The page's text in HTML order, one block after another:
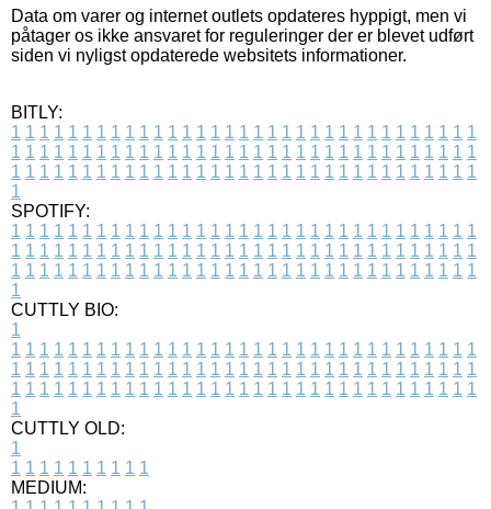
Data om varer og internet outlets opdateres hyppigt, men vi
påtager os ikke ansvaret for reguleringer der er blevet udført
siden vi nyligst opdaterede websitets informationer.
BITLY:
1 1 1 1 1 1 1 1 1 1 1 1 1 1 1 1 1 1 1 1 1 1 1 1 1 1 1 1 1 1 1 1 1
1 1 1 1 1 1 1 1 1 1 1 1 1 1 1 1 1 1 1 1 1 1 1 1 1 1 1 1 1 1 1 1 1
1 1 1 1 1 1 1 1 1 1 1 1 1 1 1 1 1 1 1 1 1 1 1 1 1 1 1 1 1 1 1 1 1
1
SPOTIFY:
1 1 1 1 1 1 1 1 1 1 1 1 1 1 1 1 1 1 1 1 1 1 1 1 1 1 1 1 1 1 1 1 1
1 1 1 1 1 1 1 1 1 1 1 1 1 1 1 1 1 1 1 1 1 1 1 1 1 1 1 1 1 1 1 1 1
1 1 1 1 1 1 1 1 1 1 1 1 1 1 1 1 1 1 1 1 1 1 1 1 1 1 1 1 1 1 1 1 1
1
CUTTLY BIO:
1
1 1 1 1 1 1 1 1 1 1 1 1 1 1 1 1 1 1 1 1 1 1 1 1 1 1 1 1 1 1 1 1 1
1 1 1 1 1 1 1 1 1 1 1 1 1 1 1 1 1 1 1 1 1 1 1 1 1 1 1 1 1 1 1 1 1
1 1 1 1 1 1 1 1 1 1 1 1 1 1 1 1 1 1 1 1 1 1 1 1 1 1 1 1 1 1 1 1 1
1
CUTTLY OLD:
1
1 1 1 1 1 1 1 1 1 1
MEDIUM: